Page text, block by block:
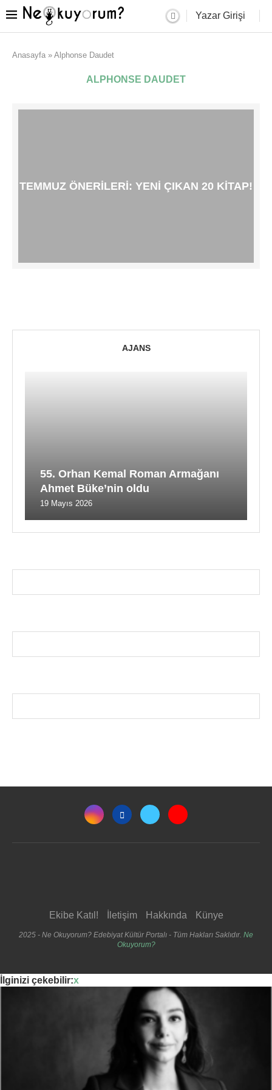
Yazar Girişi
Anasayfa » Alphonse Daudet
ALPHONSE DAUDET
TEMMUZ ÖNERILERI: YENI ÇIKAN 20 KITAP!
AJANS
55. Orhan Kemal Roman Armağanı
Ahmet Büke’nin oldu
19 Mayıs 2026
Ekibe Katıl! İletişim Hakkında Künye
2025 - Ne Okuyorum? Edebiyat Kültür Portalı - Tüm Hakları Saklıdır. Ne
Okuyorum?
İlginizi çekebilir:x